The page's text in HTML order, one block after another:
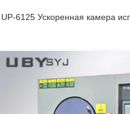
UP-6125 Ускоренная камера